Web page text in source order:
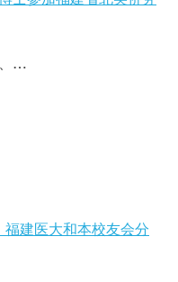
…
建医大和本校友会分